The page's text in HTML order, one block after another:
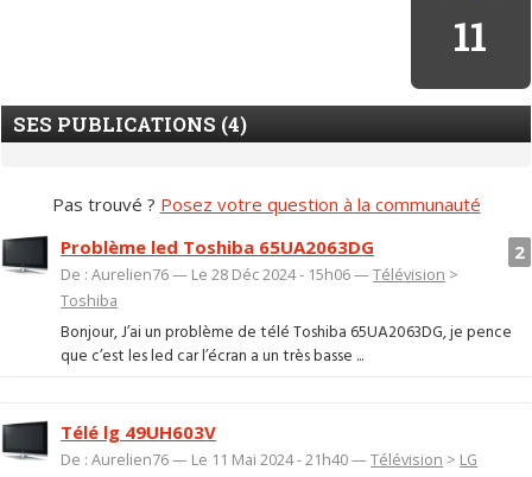
11
SES PUBLICATIONS (4)
Pas trouvé ? Posez votre question à la communauté
2
Problème led Toshiba 65UA2063DG
De : Aurelien76 — Le 28 Déc 2024 - 15h06 —Télévision >
Toshiba
Bonjour, J’ai un problème de télé Toshiba 65UA2063DG, je pence
que c’est les led car l’écran a un très basse ...
Télé lg 49UH603V
De : Aurelien76 — Le 11 Mai 2024 - 21h40 —Télévision > LG